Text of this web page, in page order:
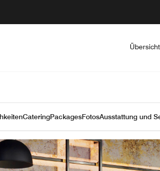
Übersicht
CateringPackagesFotosAusstattung und